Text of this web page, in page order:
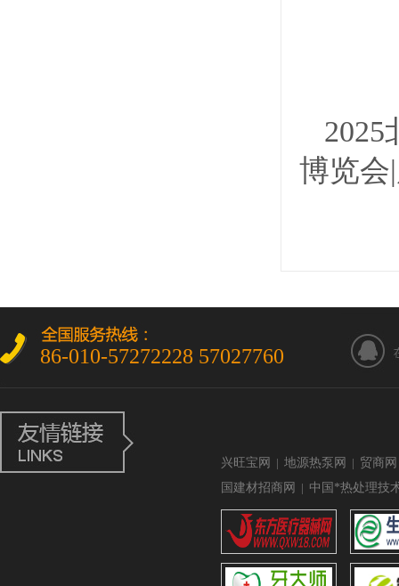
2025
博览会
86-010-57272228 57027760
兴旺宝网 | 地源热泵网 | 贸商网
国建材招商网
| 中国*热处理技